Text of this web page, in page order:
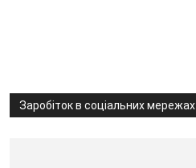
Заробіток в соціальних мережах